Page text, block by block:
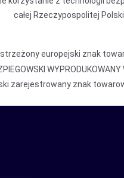
całej Rzeczypospolitej